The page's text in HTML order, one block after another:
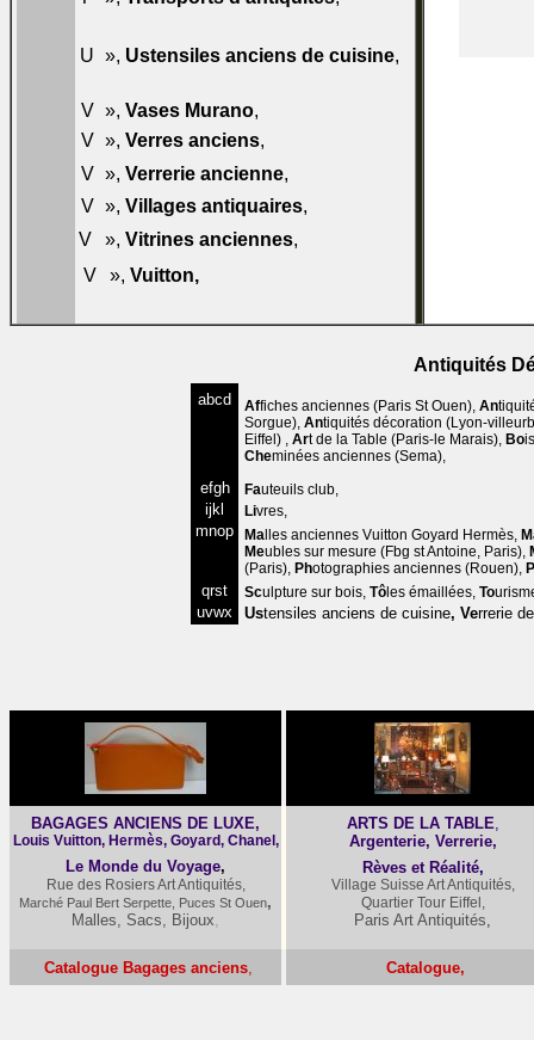
U », Ustensiles anciens de cuisine,
V », Vases Murano,
V », Verres anciens,
V », Verrerie ancienne,
V », Villages antiquaires,
V », Vitrines anciennes,
V », Vuitton,
Antiquités
abcd Affiches anciennes (Paris St Ouen), An
Sorgue), Antiquités décoration (Lyon-
Eiffel) , Art de la Table (Paris-le Marais), Bo
Cheminées anciennes (Sema),
efgh Fauteuils club,
ijkl Livres,
mnop Ma lles anciennes Vuitton Goyard Hermès,
Meubles sur mesure (Fbg st Antoine, Paris),
(Paris), Photographies anciennes (Rouen),
qrst Sculpture sur bois, Tô les émaillées, To
uvwx Ustensiles anciens de cuisine, Verrerie
BAGAGES ANCIENS DE LUXE,
Louis Vuitton, Hermès, Goyard, Chanel,
Le Monde du Voyage,
Rue des Rosiers Art Antiquités,
Marché Paul Bert Serpette, Puces St Ouen,
Malles, Sacs, Bijoux,
ARTS DE LA TABLE,
Argenterie, Verrerie,
Rèves et Réalité,
Village Suisse Art Antiquités,
Quartier Tour Eiffel,
Paris Art Antiquités,
Catalogue Bagages anciens, Catalogue,